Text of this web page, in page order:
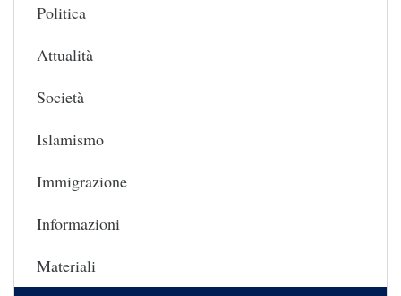
Politica
Attualità
Società
Islamismo
Immigrazione
Informazioni
Materiali